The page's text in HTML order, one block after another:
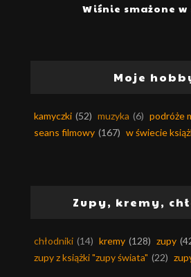
Wiśnie smażone
Moje
kamyczki (52) muzyka (6) podróże
seans filmowy (167) w świecie
Zupy, kremy,
chłodniki (14) kremy (128) zupy
zupy z książki "zupy świata" (22)